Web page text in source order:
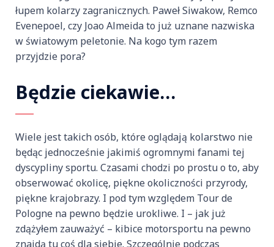
łupem kolarzy zagranicznych. Paweł Siwakow, Remco
Evenepoel, czy Joao Almeida to już uznane nazwiska
w światowym peletonie. Na kogo tym razem
przyjdzie pora?
Będzie ciekawie…
Wiele jest takich osób, które oglądają kolarstwo nie
będąc jednocześnie jakimiś ogromnymi fanami tej
dyscypliny sportu. Czasami chodzi po prostu o to, aby
obserwować okolicę, piękne okoliczności przyrody,
piękne krajobrazy. I pod tym względem Tour de
Pologne na pewno będzie urokliwe. I – jak już
zdążyłem zauważyć – kibice motorsportu na pewno
znajdą tu coś dla siebie. Szczególnie podczas